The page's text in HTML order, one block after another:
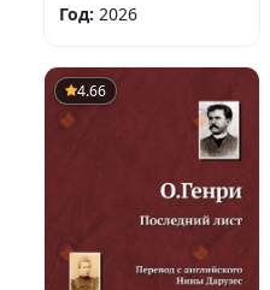
Год: 2026
4.66